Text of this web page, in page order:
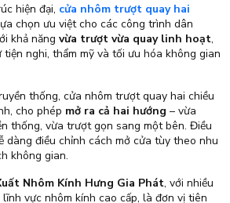
hiện đại, cửa nhôm trượt quay hai
chọn ưu việt cho các công trình dân
khả năng vừa trượt vừa quay linh hoạt,
tiện nghi, thẩm mỹ và tối ưu hóa không gian
thống, cửa nhôm trượt quay hai chiều
cho phép mở ra cả hai hướng – vừa
thống, vừa trượt gọn sang một bên. Điều
dàng điều chỉnh cách mở cửa tùy theo nhu
không gian.
Nhôm Kính Hưng Gia Phát, với nhiều
vực nhôm kính cao cấp, là đơn vị tiên